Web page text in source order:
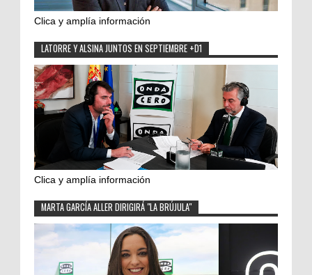
Clica y amplía información
LATORRE Y ALSINA JUNTOS EN SEPTIEMBRE +D1
Clica y amplía información
MARTA GARCÍA ALLER DIRIGIRÁ "LA BRÚJULA"